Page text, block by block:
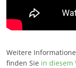
Weitere
finden Sie in diesem